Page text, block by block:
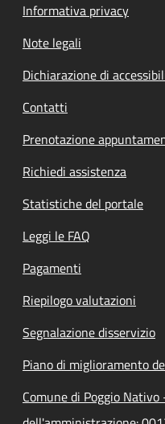
Informativa privacy
Note legali
Dichiarazione di
Contatti
Prenotazione
Richiedi assistenza
Statistiche del portale
Leggi le FAQ
Pagamenti
Riepilogo valutazioni
Segnalazione disservizio
Piano di miglioramento
Comune di Poggio